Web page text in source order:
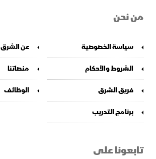
من نحن
سياسة الخصوصية
عن الشرق
الشروط والأحكام
منصاتنا
فريق الشرق
الوظائف
برنامج التدريب
تابعونا على